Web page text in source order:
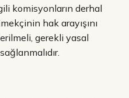
komisyonların derhal
hak arayışını
gerekli yasal